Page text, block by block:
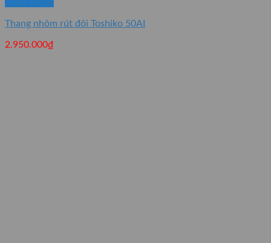
Quick View
Thang nhôm rút đôi Toshiko 50AI
2.950.000₫